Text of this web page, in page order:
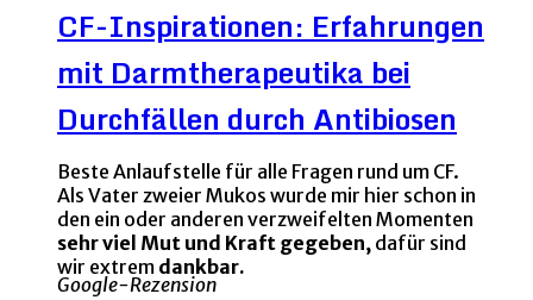
CF-Inspirationen: Erfahrungen
mit Darmtherapeutika bei
Durchfällen durch Antibiosen
Beste Anlaufstelle für alle Fragen rund um CF.
Als Vater zweier Mukos wurde mir hier schon in
den ein oder anderen verzweifelten Momenten
sehr viel Mut und Kraft gegeben, dafür sind
wir extrem dankbar.
Google-Rezension